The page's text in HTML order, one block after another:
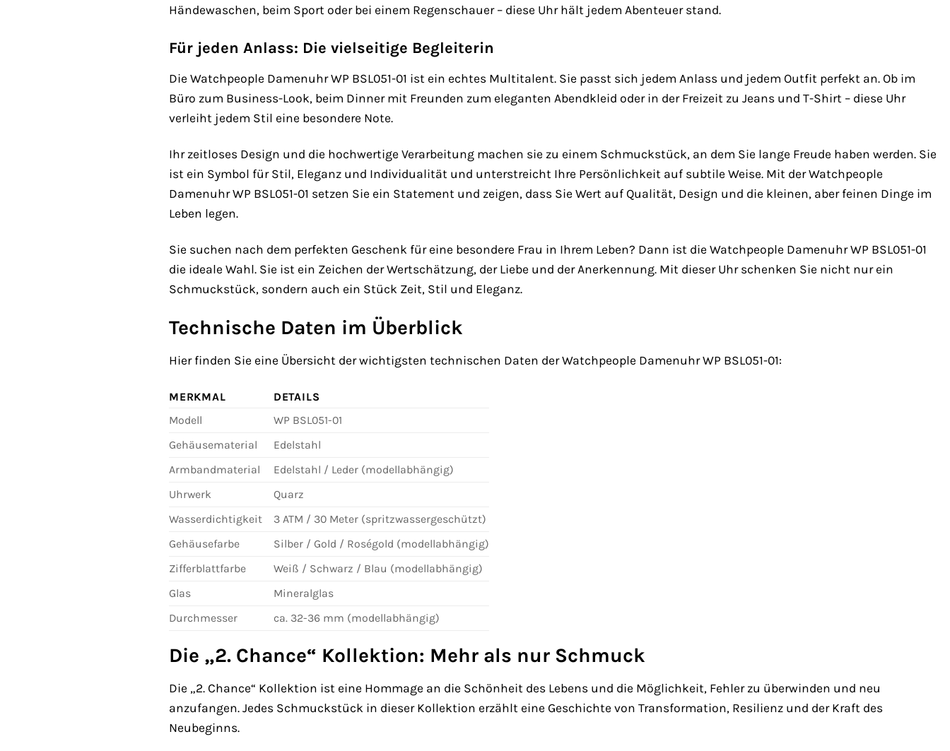
Händewaschen, beim Sport oder bei einem Regenschauer – diese Uhr hält jedem Abenteuer stand.
Für jeden Anlass: Die vielseitige Begleiterin
Die Watchpeople Damenuhr WP BSL051-01 ist ein echtes Multitalent. Sie passt sich jedem Anlass und jedem Outfit perfekt an. Ob im
Büro zum Business-Look, beim Dinner mit Freunden zum eleganten Abendkleid oder in der Freizeit zu Jeans und T-Shirt – diese Uhr
verleiht jedem Stil eine besondere Note.
Ihr zeitloses Design und die hochwertige Verarbeitung machen sie zu einem Schmuckstück, an dem Sie lange Freude haben werden. Sie
ist ein Symbol für Stil, Eleganz und Individualität und unterstreicht Ihre Persönlichkeit auf subtile Weise. Mit der Watchpeople
Damenuhr WP BSL051-01 setzen Sie ein Statement und zeigen, dass Sie Wert auf Qualität, Design und die kleinen, aber feinen Dinge im
Leben legen.
Sie suchen nach dem perfekten Geschenk für eine besondere Frau in Ihrem Leben? Dann ist die Watchpeople Damenuhr WP BSL051-01
die ideale Wahl. Sie ist ein Zeichen der Wertschätzung, der Liebe und der Anerkennung. Mit dieser Uhr schenken Sie nicht nur ein
Schmuckstück, sondern auch ein Stück Zeit, Stil und Eleganz.
Technische Daten im Überblick
Hier finden Sie eine Übersicht der wichtigsten technischen Daten der Watchpeople Damenuhr WP BSL051-01:
MERKMAL
DETAILS
Modell
WP BSL051-01
Gehäusematerial
Edelstahl
Armbandmaterial
Edelstahl / Leder (modellabhängig)
Uhrwerk
Quarz
Wasserdichtigkeit
3 ATM / 30 Meter (spritzwassergeschützt)
Gehäusefarbe
Silber / Gold / Roségold (modellabhängig)
Zifferblattfarbe
Weiß / Schwarz / Blau (modellabhängig)
Glas
Mineralglas
Durchmesser
ca. 32-36 mm (modellabhängig)
Die „2. Chance“ Kollektion: Mehr als nur Schmuck
Die „2. Chance“ Kollektion ist eine Hommage an die Schönheit des Lebens und die Möglichkeit, Fehler zu überwinden und neu
anzufangen. Jedes Schmuckstück in dieser Kollektion erzählt eine Geschichte von Transformation, Resilienz und der Kraft des
Neubeginns.